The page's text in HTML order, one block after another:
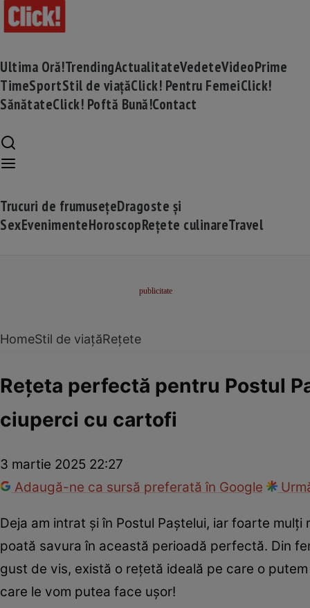
Ultima Oră!TrendingActualitateVedeteVideoPrime
TimeSportStil de viațăClick! Pentru FemeiClick!
SănătateClick! Poftă Bună!Contact
Trucuri de frumusețeDragoste și
SexEvenimenteHoroscopRețete culinareTravel
HomeStil de viațăRețete
Rețeta perfectă pentru Postul
ciuperci cu cartofi
3 martie 2025 22:27
Adaugă-ne ca sursă preferată în Google
Deja am intrat și în Postul Paștelui, iar foarte
poată savura în această perioadă perfectă. Din
gust de vis, există o rețetă ideală pe care o
care le vom putea face ușor!